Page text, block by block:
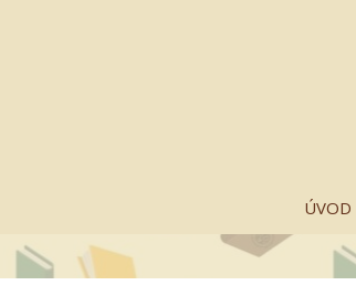
ÚVOD